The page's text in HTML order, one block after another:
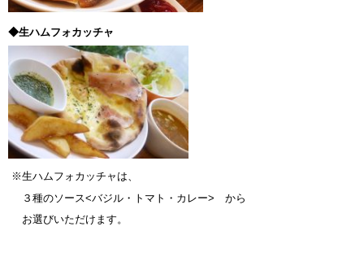
◆生ハムフォカッチャ
※生ハムフォカッチャは、
３種のソース<バジル・トマト・カレー> から
お選びいただけます。